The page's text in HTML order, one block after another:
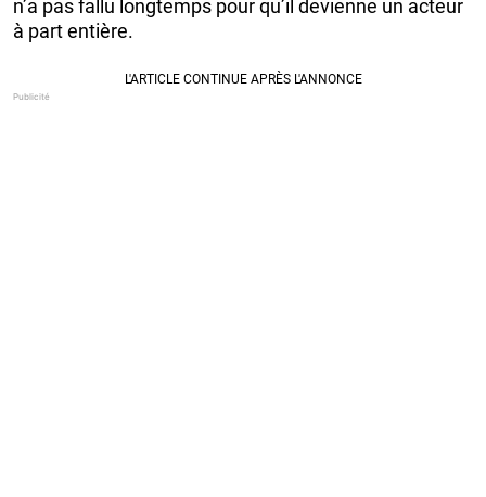
n’a pas fallu longtemps pour qu’il devienne un acteur
à part entière.